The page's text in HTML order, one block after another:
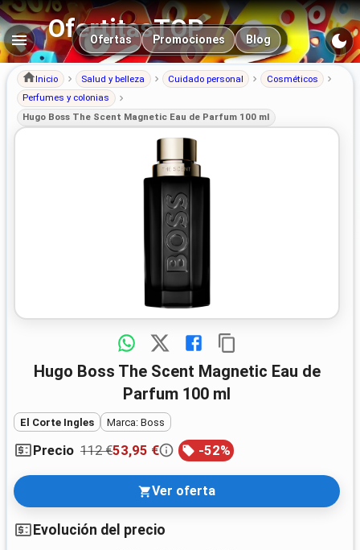
OfertitasTOP
Navegación principal
Ofertas Promociones Blog
Inicio Salud y belleza Cuidado personal
Cosméticos
Perfumes y colonias
Hugo Boss The Scent Magnetic Eau de Parfum 100 ml
Hugo Boss The Scent Magnetic Eau de
Parfum 100 ml
El Corte Ingles Marca: Boss
Precio 112 €53,95 € -52%
Ver oferta
Evolución del precio